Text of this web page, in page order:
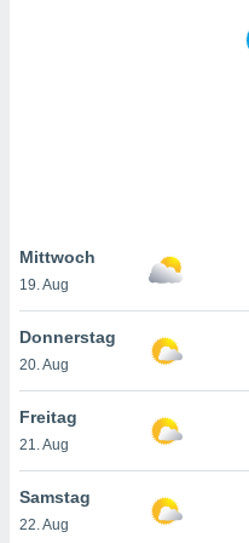
von
und
auf
Sie
klicken.
und
Mittwoch
19. Aug
Donnerstag
20. Aug
Freitag
21. Aug
Samstag
22. Aug